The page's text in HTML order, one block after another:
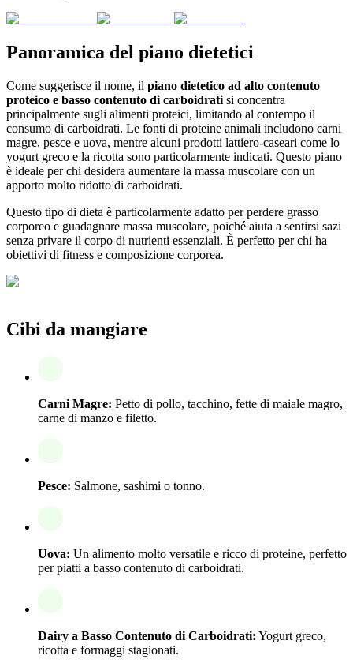
Panoramica del piano dietetici
Come suggerisce il nome, il piano dietetico ad alto contenuto
proteico e basso contenuto di carboidrati si concentra
principalmente sugli alimenti proteici, limitando al contempo il
consumo di carboidrati. Le fonti di proteine animali includono carni
magre, pesce e uova, mentre alcuni prodotti lattiero-caseari come lo
yogurt greco e la ricotta sono particolarmente indicati. Questo piano
è ideale per chi desidera aumentare la massa muscolare con un
apporto molto ridotto di carboidrati.
Questo tipo di dieta è particolarmente adatto per perdere grasso
corporeo e guadagnare massa muscolare, poiché aiuta a sentirsi sazi
senza privare il corpo di nutrienti essenziali. È perfetto per chi ha
obiettivi di fitness e composizione corporea.
Cibi da mangiare
Carni Magre: Petto di pollo, tacchino, fette di maiale magro,
carne di manzo e filetto.
Pesce: Salmone, sashimi o tonno.
Uova: Un alimento molto versatile e ricco di proteine, perfetto
per piatti a basso contenuto di carboidrati.
Dairy a Basso Contenuto di Carboidrati: Yogurt greco,
ricotta e formaggi stagionati.